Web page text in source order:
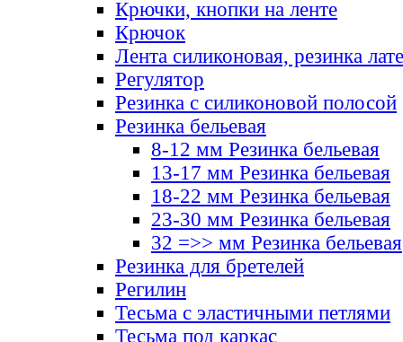
Крючки, кнопки на ленте
Крючок
Лента силиконовая, резинка
Регулятор
Резинка с силиконовой полосой
Резинка бельевая
8-12 мм Резинка бельевая
13-17 мм Резинка бельевая
18-22 мм Резинка бельевая
23-30 мм Резинка бельевая
32 =>> мм Резинка бельевая
Резинка для бретелей
Регилин
Тесьма с эластичными петлями
Тесьма под каркас